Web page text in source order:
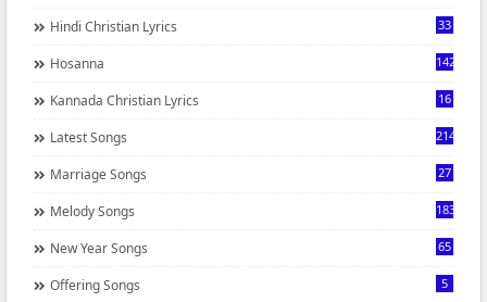
Hindi Christian Lyrics 33
Hosanna 142
Kannada Christian Lyrics 16
Latest Songs 214
Marriage Songs 27
Melody Songs 183
New Year Songs 65
Offering Songs 5